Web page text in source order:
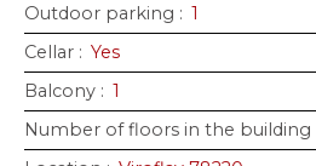
Outdoor parking : 1
Cellar : Yes
Balcony : 1
Number of floors in the building